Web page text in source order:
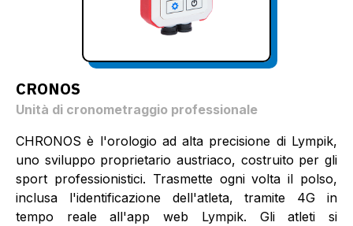
CRONOS
Unità di cronometraggio professionale
CHRONOS è l'orologio ad alta precisione di Lympik,
uno sviluppo proprietario austriaco, costruito per gli
sport professionistici. Trasmette ogni volta il polso,
inclusa l'identificazione dell'atleta, tramite 4G in
tempo reale all'app web Lympik. Gli atleti si